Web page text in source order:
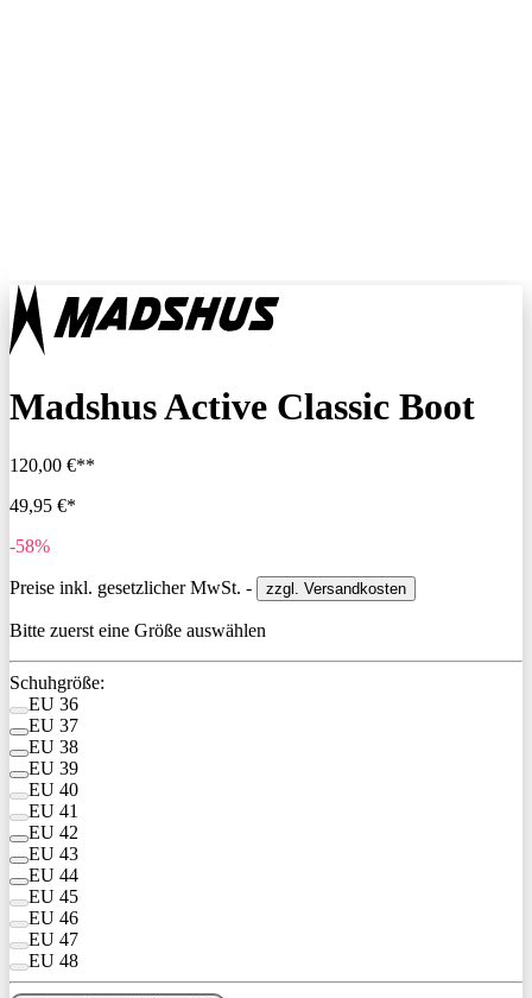
Madshus Active Classic Boot
120,00 €**
49,95 €*
-58%
Preise inkl. gesetzlicher MwSt. - zzgl. Versandkosten
Bitte zuerst eine Größe auswählen
Schuhgröße:
EU 36
EU 37
EU 38
EU 39
EU 40
EU 41
EU 42
EU 43
EU 44
EU 45
EU 46
EU 47
EU 48